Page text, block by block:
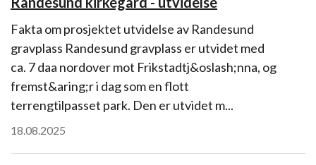
Fakta om prosjektet utvidelse av Randesund
gravplass Randesund gravplass er utvidet med
ca. 7 daa nordover mot Frikstadtj&oslash;nna, og
fremst&aring;r i dag som en flott
terrengtilpasset park. Den er utvidet m...
18.08.2025